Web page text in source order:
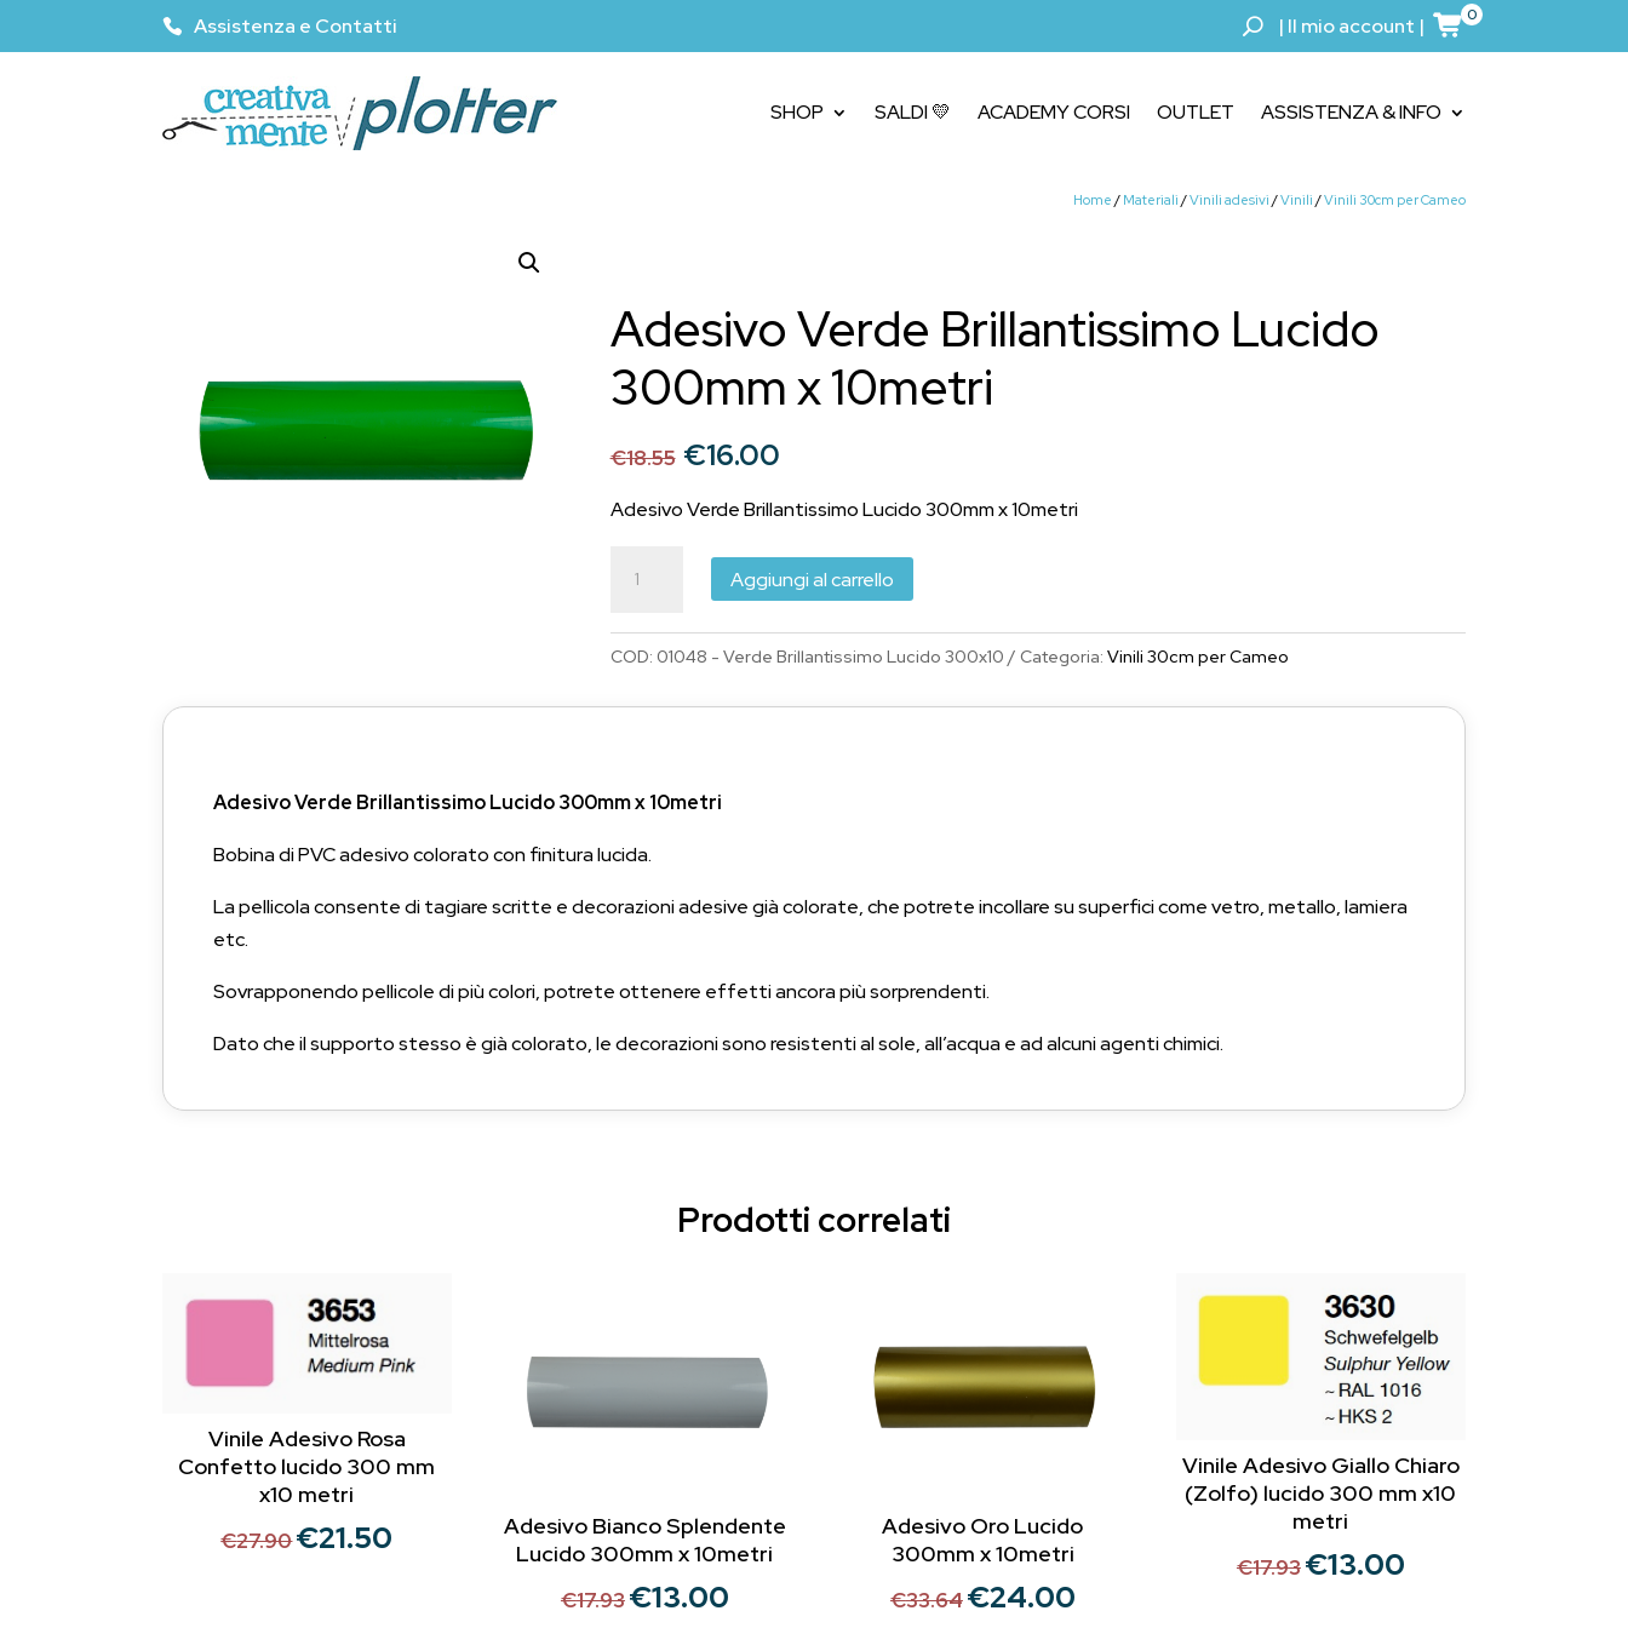
Assistenza e Contatti | Il mio account | 0
SHOP SALDI 💛 ACADEMY CORSI OUTLET ASSISTENZA & INFO
Home / Materiali /Vinili adesivi /Vinili /Vinili 30cm per Cameo
Adesivo Verde Brillantissimo Lucido
300mm x 10metri
€18.55 Il
originale
era:
€18.55.
€16.00Il
attuale
è:
€16.00.
Adesivo Verde Brillantissimo Lucido 300mm x 10metri
Verde
Brillantissimo
Lucido
quantità
Aggiungi al carrello
COD: 01048 - Verde Brillantissimo Lucido 300x10 Categoria: Vinili 30cm per Cameo
Adesivo Verde Brillantissimo Lucido 300mm x 10metri
Bobina di PVC adesivo colorato con finitura lucida.
La pellicola consente di tagiare scritte e decorazioni adesive già colorate, che potrete incollare su superfici come vetro, metallo, lamiera
etc.
Sovrapponendo pellicole di più colori, potrete ottenere effetti ancora più sorprendenti.
Dato che il supporto stesso è già colorato, le decorazioni sono resistenti al sole, all’acqua e ad alcuni agenti chimici.
Prodotti correlati
Vinile Adesivo Rosa
Confetto lucido 300 mm
x10 metri
€27.90Il
€21.50
Adesivo Bianco Splendente
Lucido 300mm x 10metri
€17.93 Il
€13.00Il
Adesivo Oro Lucido
300mm x 10metri
€33.64 Il
€24.00Il
Vinile Adesivo Giallo Chiaro
(Zolfo) lucido 300 mm x10
metri
€17.93 Il
€13.00Il